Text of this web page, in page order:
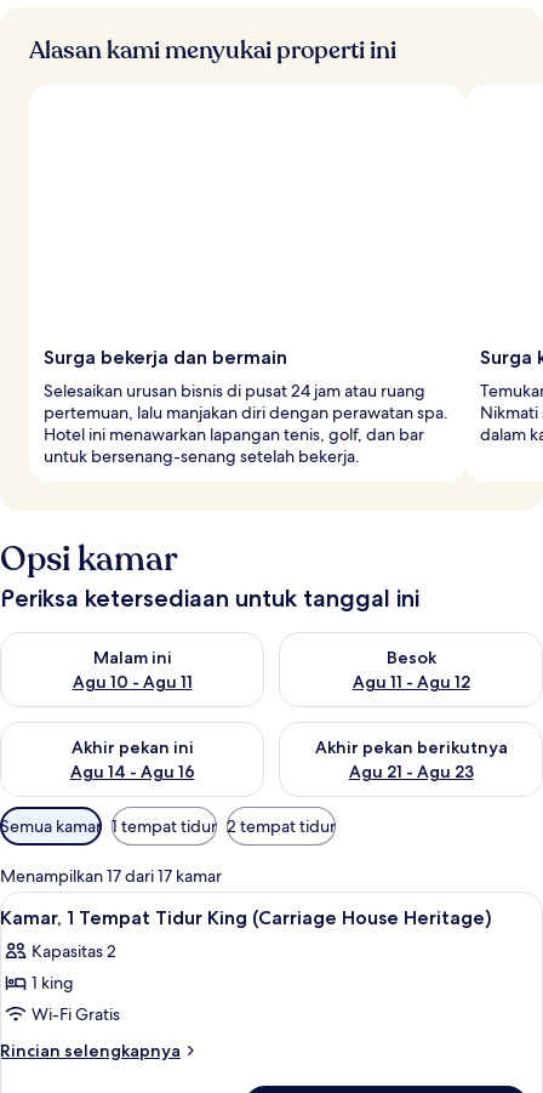
Alasan kami menyukai properti ini
Surga bekerja dan bermain
Selesaikan urusan bisnis di pusat 24 jam atau ruang
pertemuan, lalu manjakan diri dengan perawatan spa.
Hotel ini menawarkan lapangan tenis, golf, dan bar
untuk bersenang-senang setelah bekerja.
Surga
Nikmati
dalam
Opsi kamar
Periksa ketersediaan untuk tanggal ini
Malam ini
Agu 10 - Agu 11
Periksa ketersediaan untuk malam ini Agu 10 - Agu 11
Besok
Agu 11 - Agu 12
Periksa ketersediaan untuk
Akhir pekan ini
Agu 14 - Agu 16
Periksa ketersediaan untuk akhir pekan ini Agu 14 - Agu 16
Akhir pekan berikutnya
Agu 21 - Agu 23
Periksa ketersediaan untuk
Filter
tersedia
untuk
kamar
Semua kamar 1 tempat tidur 2 tempat tidur
Menampilkan 17 dari 17 kamar
Lihat
semua
foto
untuk
Kamar,
1
Seprai Frette Italia, seprai premium,
2
Kamar, 1 Tempat Tidur King (Carriage House Heritage)
Kapasitas 2
1 king
Wi-Fi Gratis
Rincian selengkapnya
Rincian